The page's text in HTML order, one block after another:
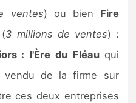
ventes) ou bien Fire
(3 millions de ventes) :
: l'Ère du Fléau qui
de la firme sur
ces deux entreprises